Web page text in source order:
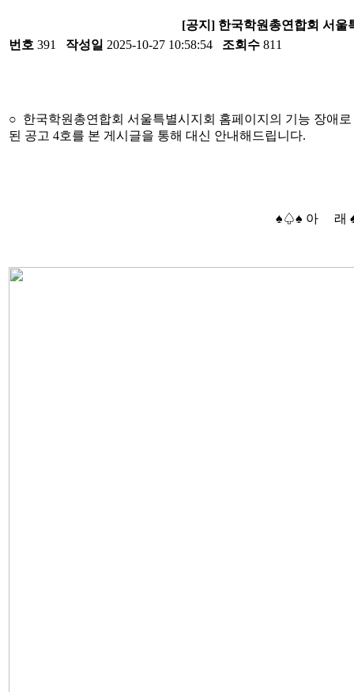
[공지] 한국학원총연합회 서울
번호 391 작성일 2025-10-27 10:58:54 조회수 811
○ 한국학원총연합회 서울특별시지회 홈페이지의 기능 장애
된 공고 4호를 본 게시글을 통해 대신 안내해드립니다.
♠♤♠ 아 래